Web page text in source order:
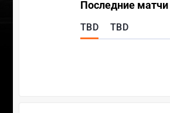
Последние матчи
TBD TBD